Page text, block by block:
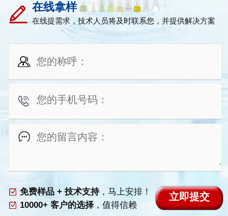
在线拿样
在线提需求，技术人员将及时联系您，并提供解决方案
免费样品 + 技术支持，马上安排！
10000+ 客户的选择，值得信赖